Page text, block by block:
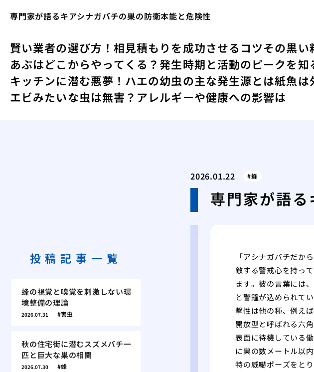
専門家が語るキアシナガバチの巣の防衛本能と危険性
賢い業者の選び方！相見積もりを成功させるコツその黒い
あぶはどこからやってくる？発生時期と活動のピークを知
キッチンに潜む悪夢！ハエの幼虫の主な発生源とは紙魚は
エビみたいな虫は無害？アレルギーや健康への影響は
2026.01.22 蜂
専門家が語
「アシナガバチだか
敵する警戒心を持っ
ます。彼の言葉には
と警鐘が込められて
撃性は他の種、例え
開放型と呼ばれる六
表面に待機している
に巣の数メートル以
特の威嚇ポーズをと
投稿記事一覧
蜂の視覚と嗅覚を刺激しない環
境整備の理論
2026.07.31 害虫
秋の住宅街に潜むスズメバチ一
匹と巨大な巣の相関
2026.07.30 蜂